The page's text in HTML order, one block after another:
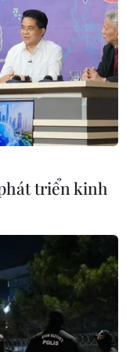
triển kinh